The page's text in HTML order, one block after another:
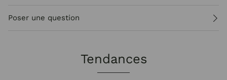
Poser une question
Tendances